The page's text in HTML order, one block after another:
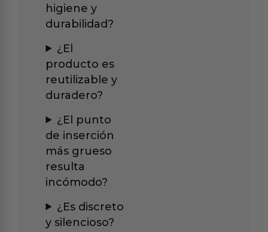
higiene y
durabilidad?
¿El
producto es
reutilizable y
duradero?
¿El punto
de inserción
más grueso
resulta
incómodo?
¿Es discreto
y silencioso?